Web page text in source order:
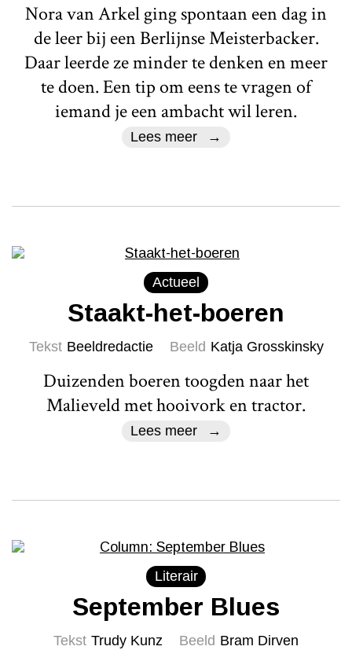
Nora van Arkel ging spontaan een dag in
de leer bij een Berlijnse Meisterbacker.
Daar leerde ze minder te denken en meer
te doen. Een tip om eens te vragen of
iemand je een ambacht wil leren.
Lees meer
Actueel
Staakt-het-boeren
Tekst Beeldredactie Beeld Katja Grosskinsky
Duizenden boeren toogden naar het
Malieveld met hooivork en tractor.
Lees meer
Literair
September Blues
Tekst Trudy Kunz Beeld Bram Dirven